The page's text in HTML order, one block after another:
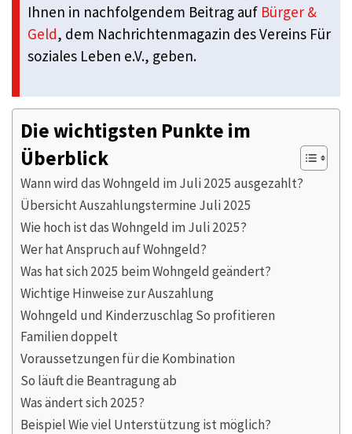
Ihnen in nachfolgendem Beitrag auf Bürger &
Geld, dem Nachrichtenmagazin des Vereins Für
soziales Leben e.V., geben.
Die wichtigsten Punkte im
Überblick
Wann wird das Wohngeld im Juli 2025 ausgezahlt?
Übersicht Auszahlungstermine Juli 2025
Wie hoch ist das Wohngeld im Juli 2025?
Wer hat Anspruch auf Wohngeld?
Was hat sich 2025 beim Wohngeld geändert?
Wichtige Hinweise zur Auszahlung
Wohngeld und Kinderzuschlag So profitieren
Familien doppelt
Voraussetzungen für die Kombination
So läuft die Beantragung ab
Was ändert sich 2025?
Beispiel Wie viel Unterstützung ist möglich?